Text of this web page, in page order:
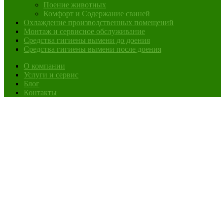
Поение животных
Комфорт и Содержание свиней
Охлаждение производственных помещений
Монтаж и сервисное обслуживание
Средства гигиены вымени до доения
Средства гигиены вымени после доения
О компании
Услуги и сервис
Блог
Контакты